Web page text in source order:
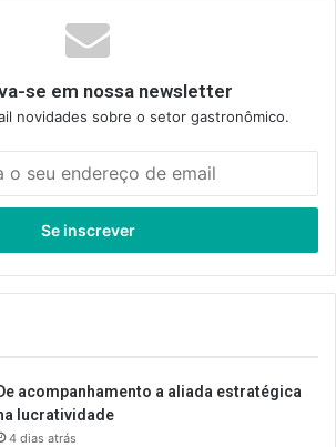
se em nossa newsletter
novidades sobre o setor gastronômico.
acompanhamento a aliada estratégica
lucratividade
4 dias atrás